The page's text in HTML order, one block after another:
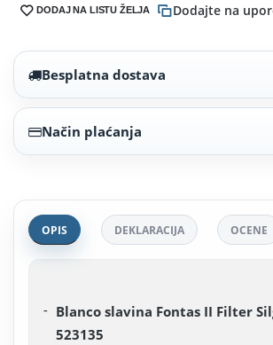
DODAJ NA LISTU ŽELJA Dodajte na
Besplatna dostava
Način plaćanja
OPIS DEKLARACIJA OCENE
Blanco slavina Fontas II Filter
523135